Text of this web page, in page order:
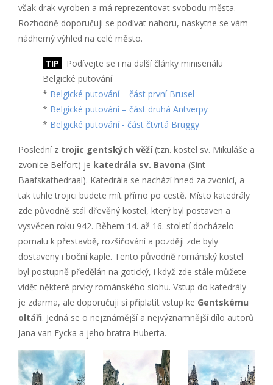
však drak vyroben a má reprezentovat svobodu města.
Rozhodně doporučuji se podívat nahoru, naskytne se vám
nádherný výhled na celé město.
TIP
Podívejte se i na další články miniseriálu
Belgické putování
* Belgické putování – část první Brusel
* Belgické putování – část druhá Antverpy
* Belgické putování - část čtvrtá Bruggy
Poslední z trojic gentských věží(tzn. kostel sv. Mikuláše a
zvonice Belfort) je katedrála sv. Bavona (Sint-
Baafskathedraal). Katedrála se nachází hned za zvonicí, a
tak tuhle trojici budete mít přímo po cestě. Místo katedrály
zde původně stál dřevěný kostel, který byl postaven a
vysvěcen roku 942. Během 14. až 16. století docházelo
pomalu k přestavbě, rozšiřování a později zde byly
dostaveny i boční kaple. Tento původně románský kostel
byl postupně předělán na gotický, i když zde stále můžete
vidět některé prvky románského slohu. Vstup do katedrály
je zdarma, ale doporučuji si připlatit vstup ke Gentskému
oltáři. Jedná se o nejznámější a nejvýznamnější dílo autorů
Jana van Eycka a jeho bratra Huberta.